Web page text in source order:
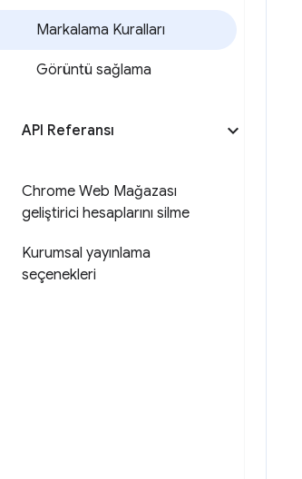
Markalama Kuralları
Görüntü sağlama
API Referansı
Chrome Web Mağazası
geliştirici hesaplarını silme
Kurumsal yayınlama
seçenekleri